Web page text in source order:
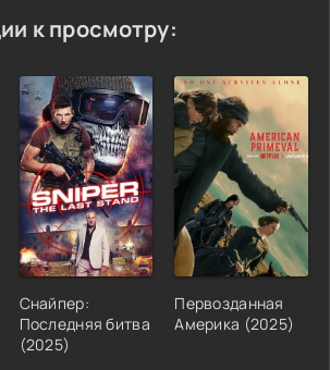
к просмотру:
Снайпер:
Последняя битва
(2025)
Первозданная
Америка (2025)